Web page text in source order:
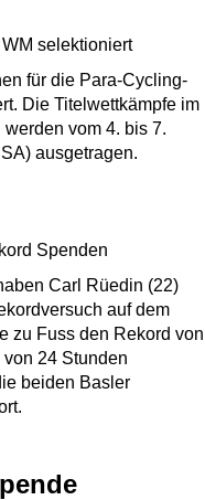
selektioniert
für die Para-Cycling-
Die Titelwettkämpfe im
vom 4. bis 7.
ausgetragen.
Spenden
Carl Rüedin (22)
auf dem
zu Fuss den Rekord von
24 Stunden
beiden Basler